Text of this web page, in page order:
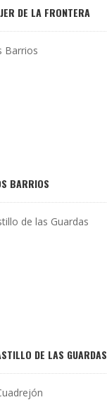
DE LA FRONTERA
BARRIOS
DE LAS GUARDAS